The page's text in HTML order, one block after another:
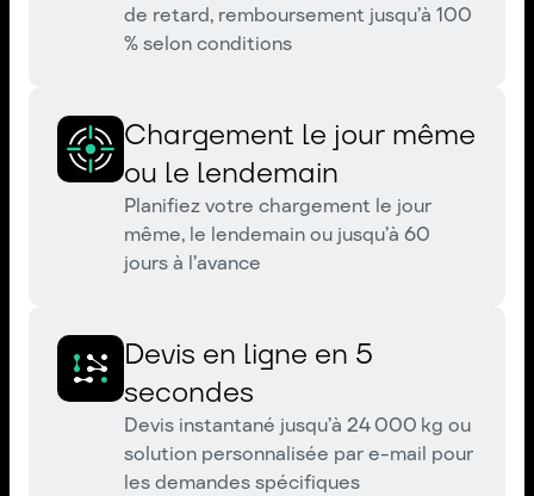
de retard, remboursement jusqu’à 100
% selon conditions
Chargement le jour même
ou le lendemain
Planifiez votre chargement le jour
même, le lendemain ou jusqu’à 60
jours à l’avance
Devis en ligne en 5
secondes
Devis instantané jusqu’à 24 000 kg ou
solution personnalisée par e-mail pour
les demandes spécifiques